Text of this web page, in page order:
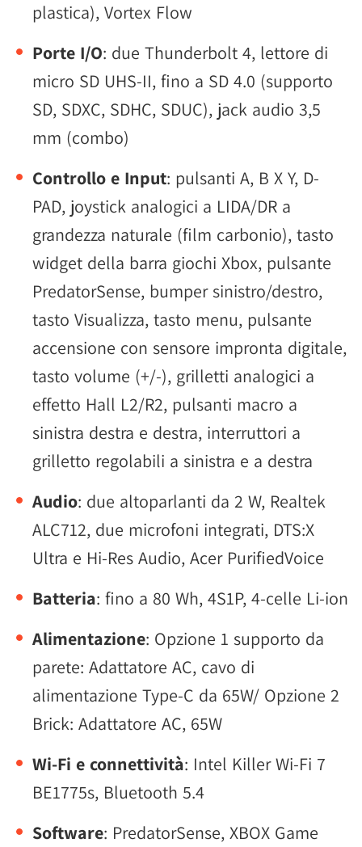
plastica), Vortex Flow
Porte I/O: due Thunderbolt 4, lettore di
micro SD UHS-II, fino a SD 4.0 (supporto
SD, SDXC, SDHC, SDUC), jack audio 3,5
mm (combo)
Controllo e Input: pulsanti A, B X Y, D-
PAD, joystick analogici a LIDA/DR a
grandezza naturale (film carbonio), tasto
widget della barra giochi Xbox, pulsante
PredatorSense, bumper sinistro/destro,
tasto Visualizza, tasto menu, pulsante
accensione con sensore impronta digitale,
tasto volume (+/-), grilletti analogici a
effetto Hall L2/R2, pulsanti macro a
sinistra destra e destra, interruttori a
grilletto regolabili a sinistra e a destra
Audio: due altoparlanti da 2 W, Realtek
ALC712, due microfoni integrati, DTS:X
Ultra e Hi-Res Audio, Acer PurifiedVoice
Batteria: fino a 80 Wh, 4S1P, 4-celle Li-ion
Alimentazione: Opzione 1 supporto da
parete: Adattatore AC, cavo di
alimentazione Type-C da 65W/ Opzione 2
Brick: Adattatore AC, 65W
Wi-Fi e connettività: Intel Killer Wi-Fi 7
BE1775s, Bluetooth 5.4
Software: PredatorSense, XBOX Game